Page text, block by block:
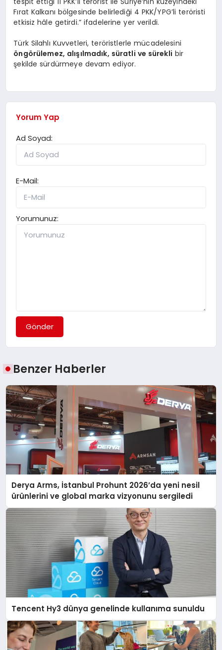
Fırat Kalkanı bölgesinde belirlediği 4 PKK/YPG’li teröristi
etkisiz hâle getirdi.” ifadelerine yer verildi.
Türk Silahlı Kuvvetleri, teröristlerle mücadelesini
öngörülemez, alışılmadık, süratli ve sürekli bir
şekilde sürdürmeye devam ediyor.
Yorum Yap
Ad Soyad:
E-Mail:
Yorumunuz:
Gönder
Benzer Haberler
Derya Arms, İstanbul Prohunt 2026’da yeni nesil
ürünlerini ve global marka vizyonunu sergiledi
Tencent Hy3 dünya genelinde kullanıma sunuldu